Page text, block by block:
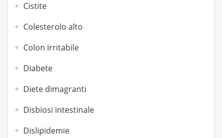
Cistite
Colesterolo alto
Colon irritabile
Diabete
Diete dimagranti
Disbiosi intestinale
Dislipidemie